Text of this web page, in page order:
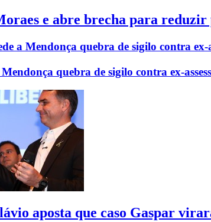
e abre brecha para reduzir
a Mendonça quebra de sigilo contra ex-
quebra de sigilo contra ex-
aposta que caso Gaspar